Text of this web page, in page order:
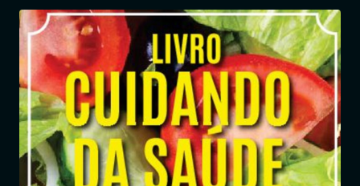
Início
Revistas
Jornais